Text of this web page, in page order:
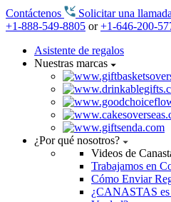
Contáctenos
Solicitar una llamada
+1-888-549-8805 or+1-646-200-
Asistente de regalos
Nuestras marcas
¿Por qué nosotros?
Videos de
Trabajamos en
Cómo Enviar
¿CANASTAS es